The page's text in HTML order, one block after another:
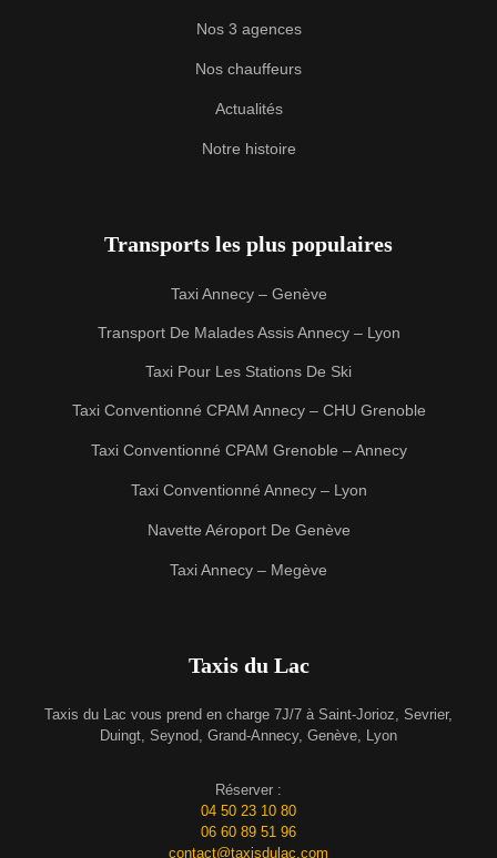
Nos 3 agences
Nos chauffeurs
Actualités
Notre histoire
Transports les plus populaires
Taxi Annecy – Genève
Transport De Malades Assis Annecy – Lyon
Taxi Pour Les Stations De Ski
Taxi Conventionné CPAM Annecy – CHU Grenoble
Taxi Conventionné CPAM Grenoble – Annecy
Taxi Conventionné Annecy – Lyon
Navette Aéroport De Genève
Taxi Annecy – Megève
Taxis du Lac
Taxis du Lac vous prend en charge 7J/7 à Saint-Jorioz, Sevrier,
Duingt, Seynod, Grand-Annecy, Genève, Lyon
Réserver :
04 50 23 10 80
06 60 89 51 96
contact@taxisdulac.com